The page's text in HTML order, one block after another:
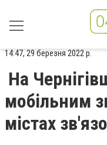
14:47, 29 березня 2022 р.
На
мобільним
містах